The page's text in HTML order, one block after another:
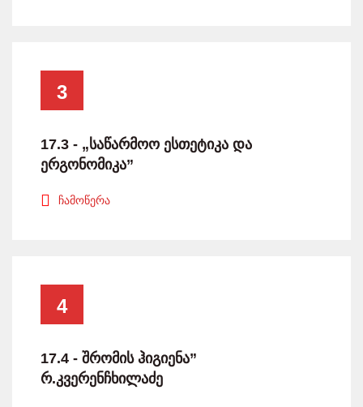
3
17.3 - „საწარმოო ესთეტიკა და
ერგონომიკა”
ჩამოწერა
4
17.4 - შრომის ჰიგიენა”
რ.კვერენჩხილაძე